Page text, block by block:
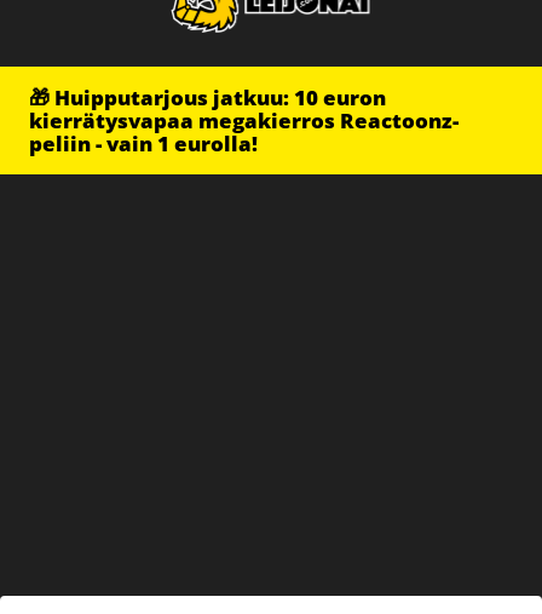
🎁 Huipputarjous jatkuu: 10 euron
kierrätysvapaa megakierros Reactoonz-
peliin - vain 1 eurolla!